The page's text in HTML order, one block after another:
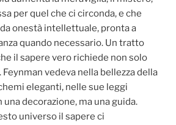
per quel che ci circonda, e che
onestà intellettuale, pronta a
quando necessario. Un tratto
il sapere vero richiede non solo
Feynman vedeva nella bellezza della
eleganti, nelle sue leggi
decorazione, ma una guida.
universo il sapere ci